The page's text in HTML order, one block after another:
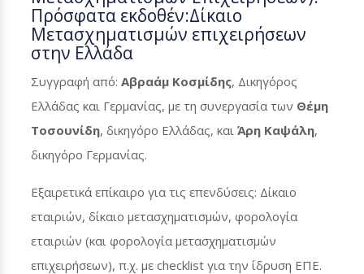
Πρόσφατα εκδοθέν:Δίκαιο
Μετασχηματισμών επιχειρήσεων
στην Ελλάδα
Συγγραφή από: Αβραάμ Κοσμίδης, Δικηγόρος
Ελλάδας και Γερμανίας, με τη συνεργασία των Θέμη
Τοσουνίδη, δικηγόρο Ελλάδας, και Άρη Καψάλη,
δικηγόρο Γερμανίας.
Εξαιρετικά επίκαιρο για τις επενδύσεις: Δίκαιο
εταιριών, δίκαιο μετασχηματισμών, φορολογία
εταιριών (και φορολογία μετασχηματισμών
επιχειρήσεων), π.χ. με checklist για την ίδρυση ΕΠΕ.